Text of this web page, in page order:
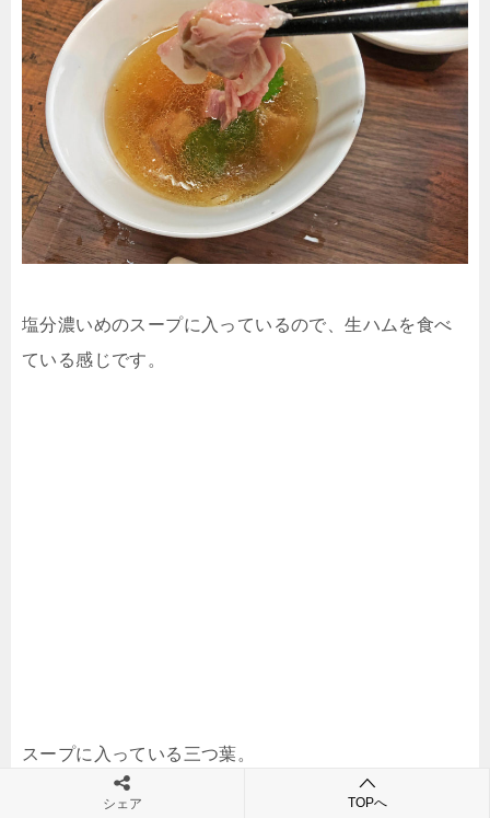
塩分濃いめのスープに入っているので、生ハムを食べ
ている感じです。
スープに入っている三つ葉。
シェア TOPへ